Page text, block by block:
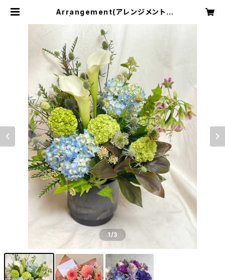
Arrangement(アレンジメント)
1/3